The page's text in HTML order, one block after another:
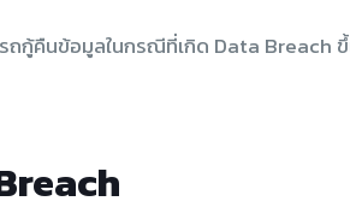
ถกู้คืนข้อมูลในกรณีที่เกิด Data Breach